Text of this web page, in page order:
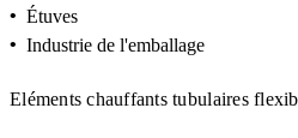
• Étuves
• Industrie de l'emballage
Eléments chauffants tubulaires